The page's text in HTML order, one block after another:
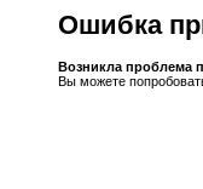
Ошибка
Возникла проблема
Вы можете